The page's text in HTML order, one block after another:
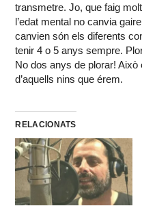
transmetre. Jo, que faig
l’edat mental no canvia
canvien són els diferents
tenir 4 o 5 anys sempre.
No dos anys de plorar!
d’aquells nins que érem.
RELACIONATS